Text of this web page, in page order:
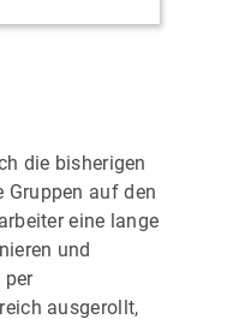
die bisherigen
Gruppen auf den
eine lange
und
per
ausgerollt,